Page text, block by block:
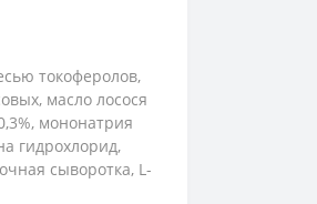
токоферолов,
масло лосося
мононатрия
гидрохлорид,
сыворотка, L-